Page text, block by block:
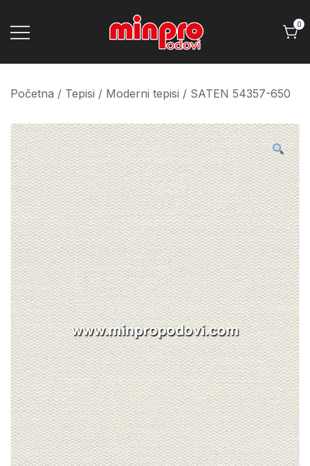
Minpro podovi
0
Početna / Tepisi / Moderni tepisi / SATEN 54357-650